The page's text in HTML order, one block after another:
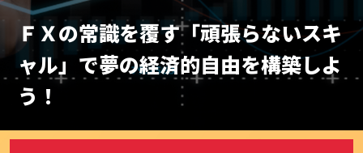
ＦＸの常識を覆す「頑張らないスキ
ャル」で夢の経済的自由を構築しよ
う！